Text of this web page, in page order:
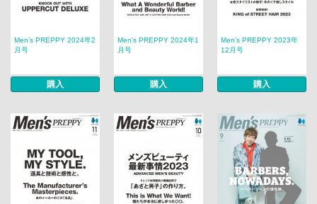
Men’s PREPPY 2024年2
月号
購入
Men’s PREPPY 2024年1
月号
購入
Men’s PREPPY 2023年
12月号
購入